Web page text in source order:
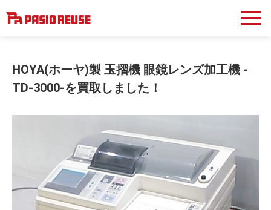
HOYA(ホーヤ)製 玉摺機 眼鏡レンズ加工機 -
TD-3000-を買取しました！